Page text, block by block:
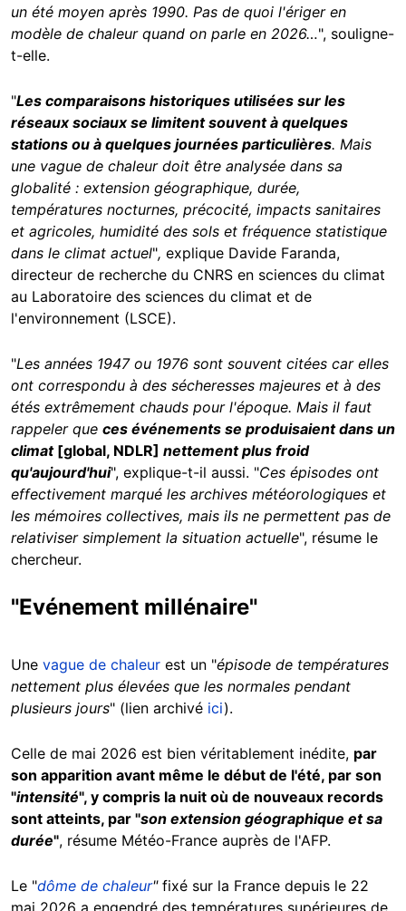
un été moyen après 1990. Pas de quoi l'ériger en
modèle de chaleur quand on parle en 2026…", souligne-
t-elle.
"Les comparaisons historiques utilisées sur les
réseaux sociaux se limitent souvent à quelques
stations ou à quelques journées particulières. Mais
une vague de chaleur doit être analysée dans sa
globalité : extension géographique, durée,
températures nocturnes, précocité, impacts sanitaires
et agricoles, humidité des sols et fréquence statistique
dans le climat actuel", explique Davide Faranda,
directeur de recherche du CNRS en sciences du climat
au Laboratoire des sciences du climat et de
l'environnement (LSCE).
"Les années 1947 ou 1976 sont souvent citées car elles
ont correspondu à des sécheresses majeures et à des
étés extrêmement chauds pour l'époque. Mais il faut
rappeler que ces événements se produisaient dans un
climat [global, NDLR] nettement plus froid
qu'aujourd'hui", explique-t-il aussi. "Ces épisodes ont
effectivement marqué les archives météorologiques et
les mémoires collectives, mais ils ne permettent pas de
relativiser simplement la situation actuelle", résume le
chercheur.
"Evénement millénaire"
Une vague de chaleur est un "épisode de températures
nettement plus élevées que les normales pendant
plusieurs jours" (lien archivé ici).
Celle de mai 2026 est bien véritablement inédite, par
son apparition avant même le début de l'été, par son
"intensité", y compris la nuit où de nouveaux records
sont atteints, par "son extension géographique et sa
durée", résume Météo-France auprès de l'AFP.
Le "dôme de chaleur"fixé sur la France depuis le 22
mai 2026 a engendré des températures supérieures de